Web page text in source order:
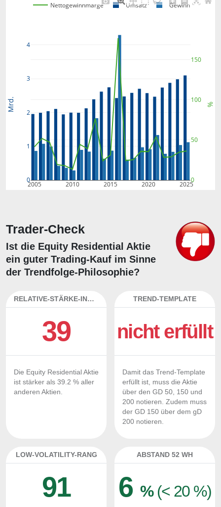
2005 2010 2015 2020 2025
0
1
2
3
4
0
50
100
150
Nettogewinnmarge Umsatz Gewinn
Mrd. %
Trader-Check
Ist die Equity Residential Aktie
ein guter Trading-Kauf im Sinne
der Trendfolge-Philosophie?
RELATIVE-STÄRKE-INDEX
39
Die Equity Residential Aktie
ist stärker als 39.2 % aller
anderen Aktien.
TREND-TEMPLATE
nicht erfüllt
Damit das Trend-Template
erfüllt ist, muss die Aktie
über den GD 50, 150 und
200 notieren. Zudem muss
der GD 150 über dem gD
200 notieren.
LOW-VOLATILITY-RANG
91
ABSTAND 52 WH
6 % (< 20 %)